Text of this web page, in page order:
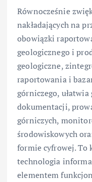
Równocześnie
nakładających na
obowiązki
geologicznego i
geologiczne,
raportowania i
górniczego,
dokumentacji,
górniczych,
środowiskowych
formie cyfrowej. To
technologia
elementem